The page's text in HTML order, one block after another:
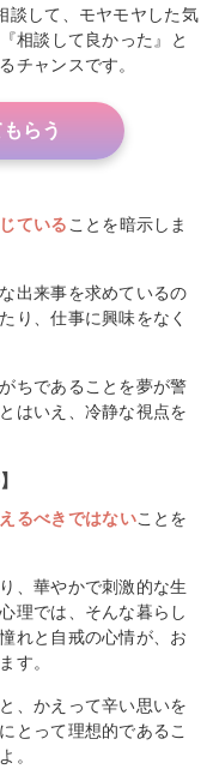
談して、モヤモヤした気
相談して良かった』と
チャンスです。
らう
ている ことを暗示しま
出来事を求めているの
り、仕事に興味をなく
ちであることを夢が警
はいえ、冷静な視点を
るべきではないことを
、華やかで刺激的な生
理では、そんな暮らし
れと自戒の心情が、お
す。
、かえって辛い思いを
とって理想的であるこ
。